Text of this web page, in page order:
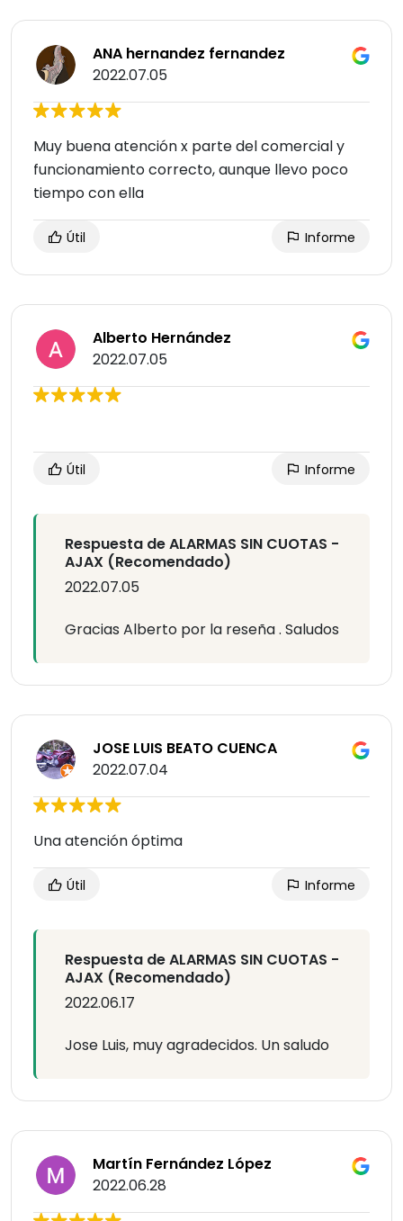
ANA hernandez fernandez
2022.07.05
Muy buena atención x parte del comercial y
funcionamiento correcto, aunque llevo poco
tiempo con ella
Útil Informe
Alberto Hernández
2022.07.05
Útil Informe
Respuesta de ALARMAS SIN CUOTAS -
AJAX (Recomendado)
2022.07.05
Gracias Alberto por la reseña . Saludos
JOSE LUIS BEATO CUENCA
2022.07.04
Una atención óptima
Útil Informe
Respuesta de ALARMAS SIN CUOTAS -
AJAX (Recomendado)
2022.06.17
Jose Luis, muy agradecidos. Un saludo
Martín Fernández López
2022.06.28